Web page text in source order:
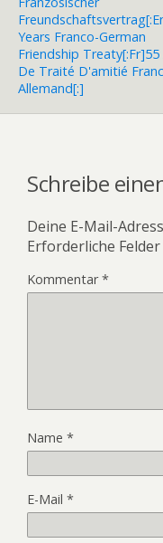
Years Franco-German
Friendship Treaty[:fr]55
De Traité D'amitié
Allemand[:]
Schreibe
Deine E-Mail-
Erforderliche
Kommentar*
Name *
E-Mail *